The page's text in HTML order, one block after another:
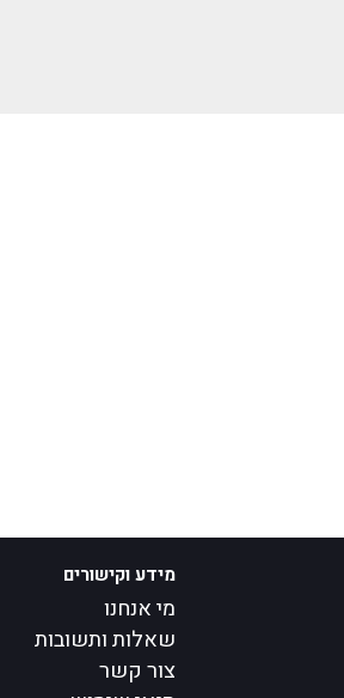
מידע וקישורים
מי אנחנו
שאלות ותשובות
צור קשר